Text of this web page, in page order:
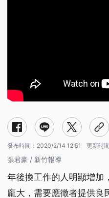
發布時間： 2020/2/14 12:51 更新時
張君豪 / 新竹報導
年後換工作的人明顯增加
龐大，需要應徵者提供良